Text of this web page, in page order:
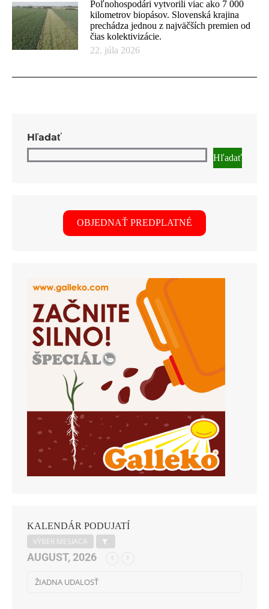
Poľnohospodári vytvorili viac ako 7 000
kilometrov biopásov. Slovenská krajina
prechádza jednou z najväčších premien od
čias kolektivizácie.
22. júla 2026
Hľadať
Hľadať
OBJEDNAŤ PREDPLATNÉ
KALENDÁR PODUJATÍ
VÝBER MESIACA
AUGUST, 2026
ŽIADNA UDALOSŤ